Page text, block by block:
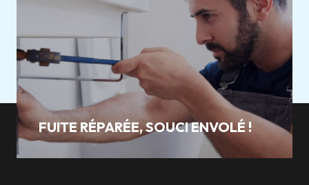
FUITE RÉPARÉE, SOUCI ENVOLÉ !